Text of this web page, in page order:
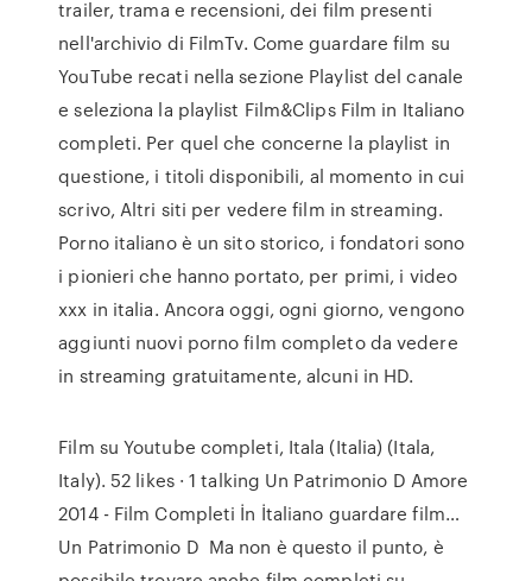
trailer, trama e recensioni, dei film presenti
nell'archivio di FilmTv. Come guardare film su
YouTube recati nella sezione Playlist del canale
e seleziona la playlist Film&Clips Film in Italiano
completi. Per quel che concerne la playlist in
questione, i titoli disponibili, al momento in cui
scrivo, Altri siti per vedere film in streaming.
Porno italiano è un sito storico, i fondatori sono
i pionieri che hanno portato, per primi, i video
xxx in italia. Ancora oggi, ogni giorno, vengono
aggiunti nuovi porno film completo da vedere
in streaming gratuitamente, alcuni in HD.
Film su Youtube completi, Itala (Italia) (Itala,
Italy). 52 likes · 1 talking Un Patrimonio D Amore
2014 - Film Completi İn İtaliano guardare film…
Un Patrimonio D Ma non è questo il punto, è